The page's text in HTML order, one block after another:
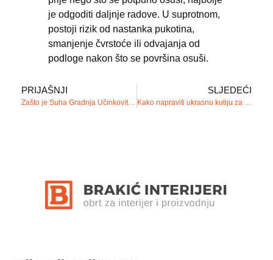
je odgoditi daljnje radove. U suprotnom,
postoji rizik od nastanka pukotina,
smanjenje čvrstoće ili odvajanja od
podloge nakon što se površina osuši.
PRIJAŠNJI
Zašto je Suha Gradnja Učinkovitija u Uštedi Vode?
SLJEDEĆI